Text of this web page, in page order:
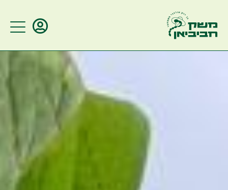
זכור אותי
ברוכים הבאים
הזינו מספר טלפון/דוא"ל על מנת
להתחבר לאתר